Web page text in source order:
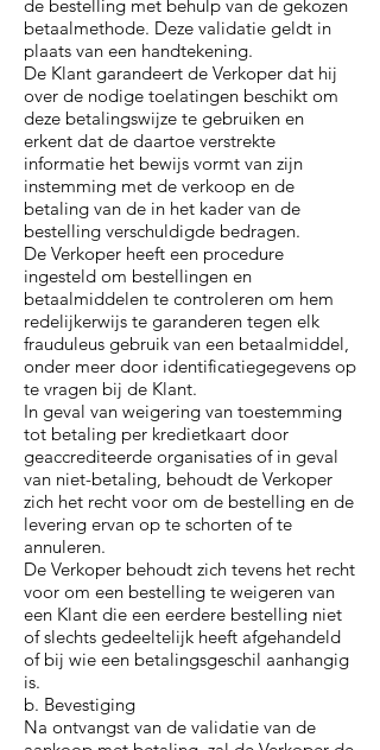
de bestelling met behulp van de gekozen
betaalmethode. Deze validatie geldt in
plaats van een handtekening.
De Klant garandeert de Verkoper dat hij
over de nodige toelatingen beschikt om
deze betalingswijze te gebruiken en
erkent dat de daartoe verstrekte
informatie het bewijs vormt van zijn
instemming met de verkoop en de
betaling van de in het kader van de
bestelling verschuldigde bedragen.
De Verkoper heeft een procedure
ingesteld om bestellingen en
betaalmiddelen te controleren om hem
redelijkerwijs te garanderen tegen elk
frauduleus gebruik van een betaalmiddel,
onder meer door identificatiegegevens op
te vragen bij de Klant.
In geval van weigering van toestemming
tot betaling per kredietkaart door
geaccrediteerde organisaties of in geval
van niet-betaling, behoudt de Verkoper
zich het recht voor om de bestelling en de
levering ervan op te schorten of te
annuleren.
De Verkoper behoudt zich tevens het recht
voor om een bestelling te weigeren van
een Klant die een eerdere bestelling niet
of slechts gedeeltelijk heeft afgehandeld
of bij wie een betalingsgeschil aanhangig
is.
b. Bevestiging
Na ontvangst van de validatie van de